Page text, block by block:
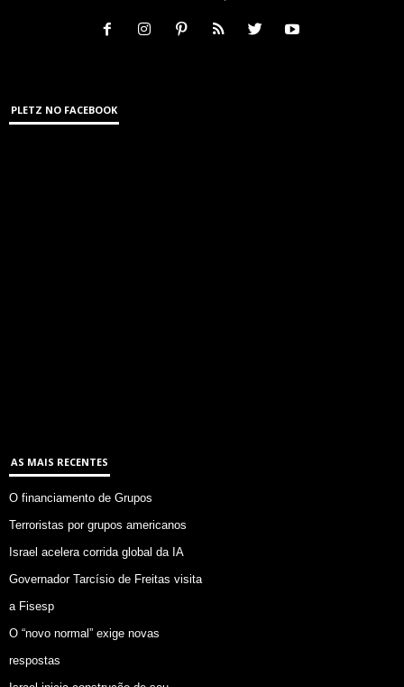
PLETZ NO FACEBOOK
AS MAIS RECENTES
O financiamento de Grupos
Terroristas por grupos americanos
Israel acelera corrida global da IA
Governador Tarcísio de Freitas visita
a Fisesp
O “novo normal” exige novas
respostas